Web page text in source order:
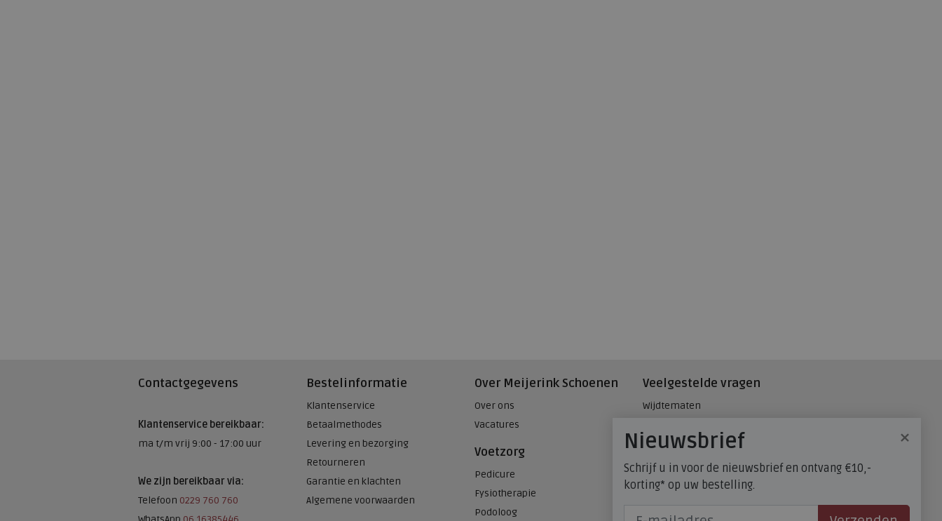
Contactgegevens
Klantenservice bereikbaar:
ma t/m vrij 9:00 - 17:00 uur
We zijn bereikbaar via:
Telefoon 0229 760 760
Bestelinformatie
Klantenservice
Betaalmethodes
Levering en bezorging
Retourneren
Garantie en klachten
Algemene voorwaarden
Over Meijerink Schoenen
Over ons
Vacatures
Voetzorg
Pedicure
Fysiotherapie
Podoloog
Veelgestelde vragen
Wijdtematen
Maatadvies, wat is mijn
schoenmaat?
FitFlop - maatadvies
×
Nieuwsbrief
Schrijf u in voor de nieuwsbrief en ontvang €10,-
korting* op uw bestelling.